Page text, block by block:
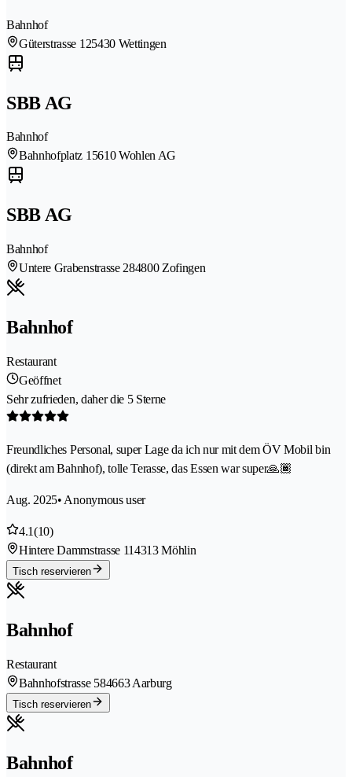
Bahnhof
Güterstrasse 125430 Wettingen
SBB AG
Bahnhof
Bahnhofplatz 15610 Wohlen AG
SBB AG
Bahnhof
Untere Grabenstrasse 284800 Zofingen
Bahnhof
Restaurant
Geöffnet
Sehr zufrieden, daher die 5 Sterne
Freundliches Personal, super Lage da ich nur mit dem ÖV Mobil bin
(direkt am Bahnhof), tolle Terasse, das Essen war super🙏🏾
Aug. 2025• Anonymous user
4.1(10)
Hintere Dammstrasse 114313 Möhlin
Tisch reservieren
Bahnhof
Restaurant
Bahnhofstrasse 584663 Aarburg
Tisch reservieren
Bahnhof